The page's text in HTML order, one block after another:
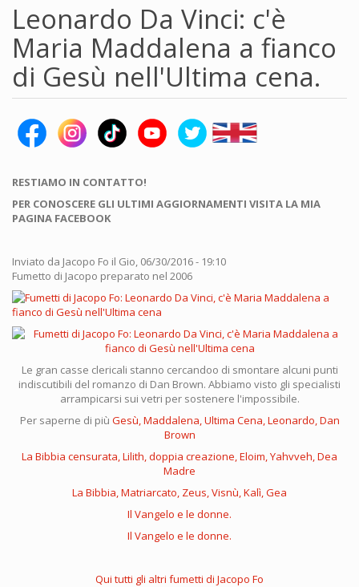
Leonardo Da Vinci: c'è
Maria Maddalena a fianco
di Gesù nell'Ultima cena.
RESTIAMO IN CONTATTO!
PER CONOSCERE GLI ULTIMI AGGIORNAMENTI VISITA LA MIA
PAGINA FACEBOOK
Inviato da Jacopo Fo il Gio, 06/30/2016 - 19:10
Fumetto di Jacopo preparato nel 2006
Le gran casse clericali stanno cercandoo di smontare alcuni punti
indiscutibili del romanzo di Dan Brown. Abbiamo visto gli specialisti
arrampicarsi sui vetri per sostenere l'impossibile.
Per saperne di più Gesù, Maddalena, Ultima Cena, Leonardo, Dan
Brown
La Bibbia censurata, Lilith, doppia creazione, Eloim, Yahvveh, Dea
Madre
La Bibbia, Matriarcato, Zeus, Visnù, Kalì, Gea
Il Vangelo e le donne.
Il Vangelo e le donne.
Qui tutti gli altri fumetti di Jacopo Fo